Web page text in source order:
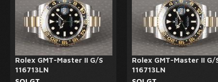
Rolex GMT-Master II G/S
116713LN
Rolex GMT-Master II G/
116713LN